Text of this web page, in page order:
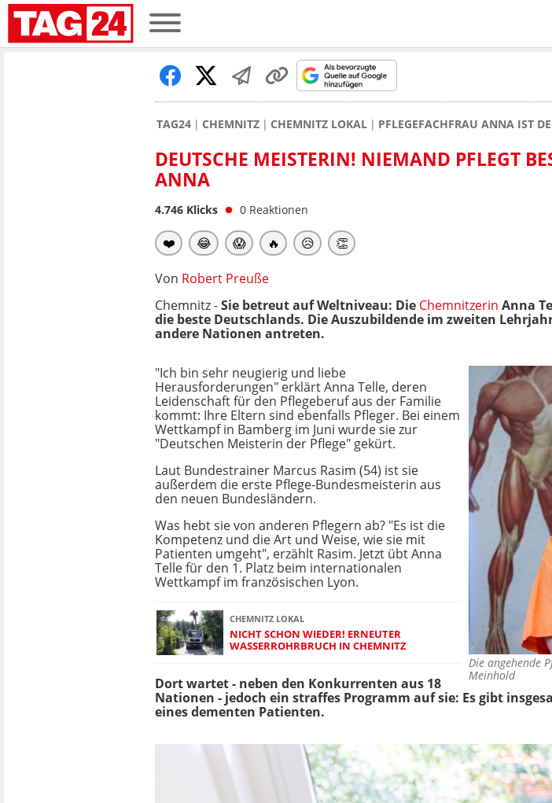
TAG24 CHEMNITZ CHEMNITZ LOKAL PFLEGEFACHFRAU ANNA IST
DEUTSCHE MEISTERIN! NIEMAND PFLEGT
ANNA
4.746 Klicks 0 Reaktionen
❤️ 😂 😱 🔥 😥 👏
Von Robert Preuße
Chemnitz -Sie betreut auf Weltniveau: Die Chemnitzerin Anna
die beste Deutschlands. Die Auszubildende im zweiten
andere Nationen antreten.
Die angehende
Meinhold
"Ich bin sehr neugierig und liebe
Herausforderungen" erklärt Anna Telle, deren
Leidenschaft für den Pflegeberuf aus der Familie
kommt: Ihre Eltern sind ebenfalls Pfleger. Bei einem
Wettkampf in Bamberg im Juni wurde sie zur
"Deutschen Meisterin der Pflege" gekürt.
Laut Bundestrainer Marcus Rasim (54) ist sie
außerdem die erste Pflege-Bundesmeisterin aus
den neuen Bundesländern.
Was hebt sie von anderen Pflegern ab? "Es ist die
Kompetenz und die Art und Weise, wie sie mit
Patienten umgeht", erzählt Rasim. Jetzt übt Anna
Telle für den 1. Platz beim internationalen
Wettkampf im französischen Lyon.
CHEMNITZ LOKAL
NICHT SCHON WIEDER! ERNEUTER
WASSERROHRBRUCH IN CHEMNITZ
Dort wartet - neben den Konkurrenten aus 18
Nationen - jedoch ein straffes Programm auf sie: Es gibt
eines dementen Patienten.